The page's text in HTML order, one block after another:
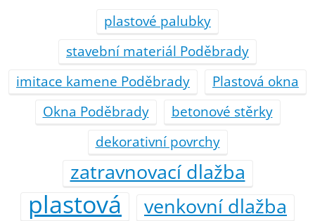
plastové palubky
stavební materiál Poděbrady
imitace kamene Poděbrady
Plastová okna
Okna Poděbrady
betonové stěrky
dekorativní povrchy
zatravnovací dlažba
plastová
venkovní dlažba